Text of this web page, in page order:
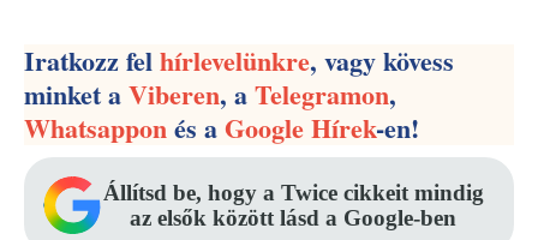
Iratkozz felhírlevelünkre, vagy kövess
minket aViberen, aTelegramon,
Whatsapponés aGoogle Hírek-en!
Állítsd be, hogy a Twice cikkeit mindig
az elsők között lásd a Google-ben